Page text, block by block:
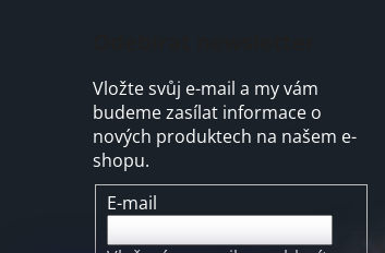
Vložte svůj e-mail a my vám
budeme zasílat informace o
nových produktech na našem e-
shopu.
E-mail